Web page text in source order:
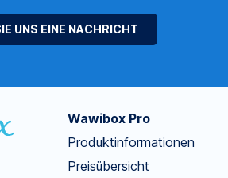
UNS EINE NACHRICHT
Wawibox Pro
Produktinformationen
Preisübersicht